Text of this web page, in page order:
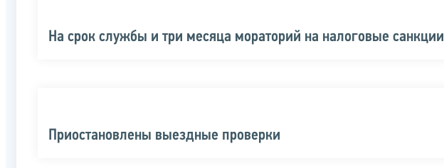
На срок службы и три месяца мораторий на налоговые санкции
Приостановлены выездные проверки